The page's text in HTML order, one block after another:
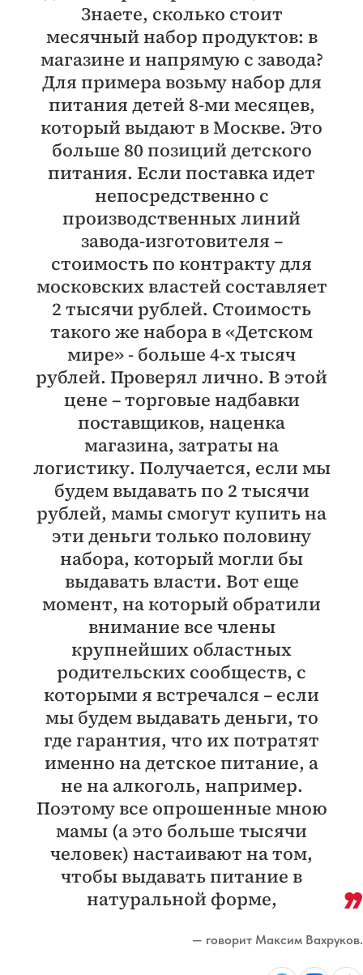
Знаете, сколько стоит
месячный набор продуктов: в
магазине и напрямую с завода?
Для примера возьму набор для
питания детей 8-ми месяцев,
который выдают в Москве. Это
больше 80 позиций детского
питания. Если поставка идет
непосредственно с
производственных линий
завода-изготовителя –
стоимость по контракту для
московских властей составляет
2 тысячи рублей. Стоимость
такого же набора в «Детском
мире» - больше 4-х тысяч
рублей. Проверял лично. В этой
цене – торговые надбавки
поставщиков, наценка
магазина, затраты на
логистику. Получается, если мы
будем выдавать по 2 тысячи
рублей, мамы смогут купить на
эти деньги только половину
набора, который могли бы
выдавать власти. Вот еще
момент, на который обратили
внимание все члены
крупнейших областных
родительских сообществ, с
которыми я встречался – если
мы будем выдавать деньги, то
где гарантия, что их потратят
именно на детское питание, а
не на алкоголь, например.
Поэтому все опрошенные мною
мамы (а это больше тысячи
человек) настаивают на том,
чтобы выдавать питание в
натуральной форме,
— говорит Максим Вахруков.